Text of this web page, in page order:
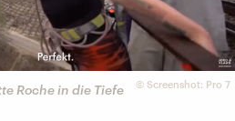
© Screenshot: Pro 7
Roche in die Tiefe